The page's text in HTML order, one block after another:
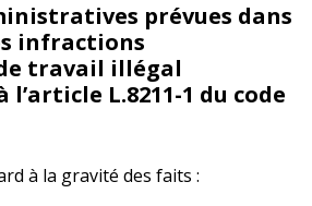
prévues dans
infractions
travail illégal
L.8211-1 du code
à la gravité des faits :